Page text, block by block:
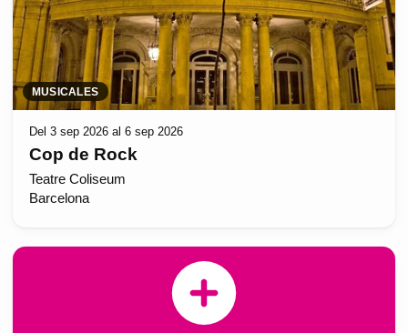
MUSICALES
Del 3 sep 2026 al 6 sep 2026
Cop de Rock
Teatre Coliseum
Barcelona